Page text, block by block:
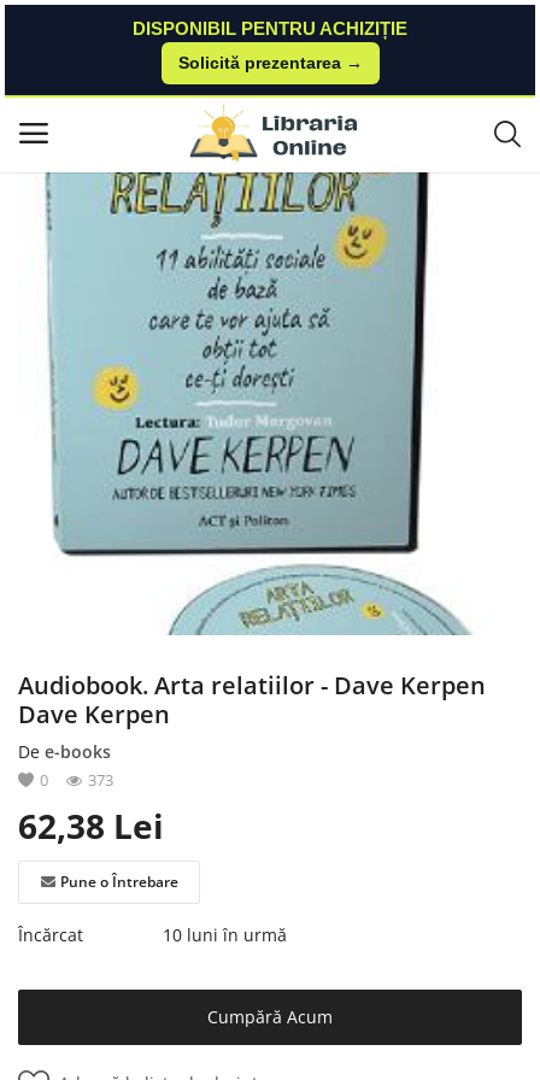
DISPONIBIL PENTRU ACHIZIȚIE
Solicită prezentarea →
Meniu principal
Categorii
Listă de dorințe
Contact
Blog
Autentificare
Înregistrare
Audiobook. Arta relatiilor - Dave Kerpen Dave Kerpen
Audiobook. Arta relatiilor - Dave Kerpen
Dave Kerpen
De e-books
0 373
62,38 Lei
Pune o Întrebare
Încărcat 10 luni în urmă
Cumpără Acum